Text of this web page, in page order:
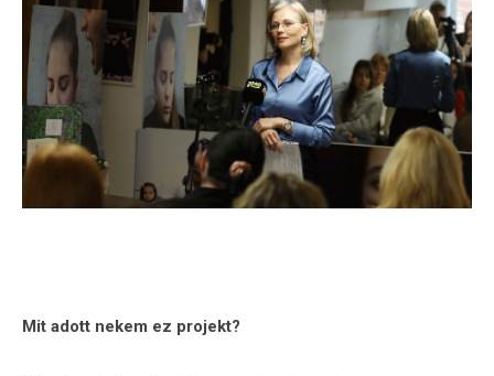
Mit adott nekem ez projekt?